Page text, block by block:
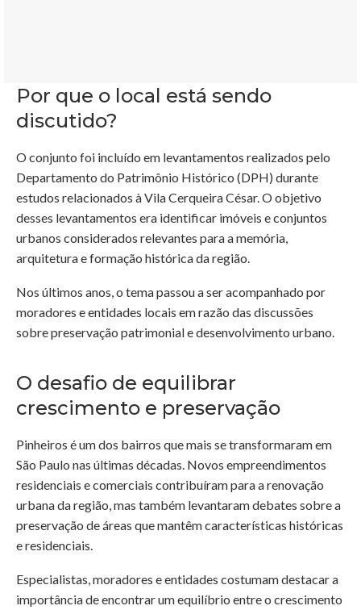
Por que o local está sendo
discutido?
O conjunto foi incluído em levantamentos realizados pelo
Departamento do Patrimônio Histórico (DPH) durante
estudos relacionados à Vila Cerqueira César. O objetivo
desses levantamentos era identificar imóveis e conjuntos
urbanos considerados relevantes para a memória,
arquitetura e formação histórica da região.
Nos últimos anos, o tema passou a ser acompanhado por
moradores e entidades locais em razão das discussões
sobre preservação patrimonial e desenvolvimento urbano.
O desafio de equilibrar
crescimento e preservação
Pinheiros é um dos bairros que mais se transformaram em
São Paulo nas últimas décadas. Novos empreendimentos
residenciais e comerciais contribuíram para a renovação
urbana da região, mas também levantaram debates sobre a
preservação de áreas que mantêm características históricas
e residenciais.
Especialistas, moradores e entidades costumam destacar a
importância de encontrar um equilíbrio entre o crescimento